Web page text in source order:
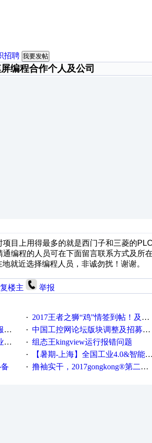
招聘 我要发帖
编程合作个人及公司
目上用得最多的就是西门子和三菱的PLC
编程的人员可在下面留言联系方式及所
就近选择编程人员， 非诚勿扰！ 谢谢。
楼主 举报
· 2017王者之狮“鸡”情签到帖！及时更新在线研讨会预告
· 中国工控网论坛版块调整及招募版主公告
· 组态王kingview运行报错问题
· 【暑期-上海】全国工业4.0&智能制造高级培训班通知！
· 撸袖实干，2017gongkong®第二届智造工程师节正式起航！